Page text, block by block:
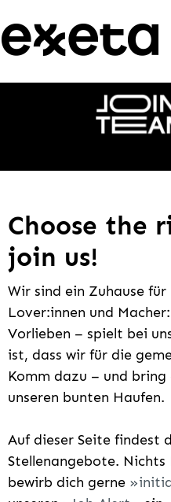
Choose the
join us!
Wir sind ein Zuhause
Lover:innen und
Vorlieben – spielt bei
ist, dass wir für die
Komm dazu – und
unseren bunten Haufen.
Auf dieser Seite findest
Stellenangebote. Nichts
bewirb dich gerne